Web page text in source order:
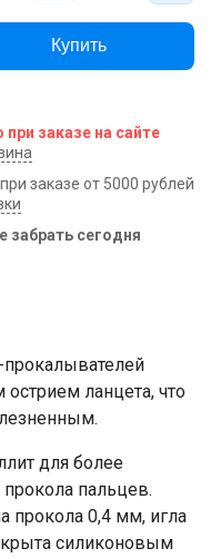
Купить
заказе на сайте
заказе от 5000 рублей
сегодня
ланцета, что
для более
пальцев.
прокола 0,4 мм, игла
силиконовым